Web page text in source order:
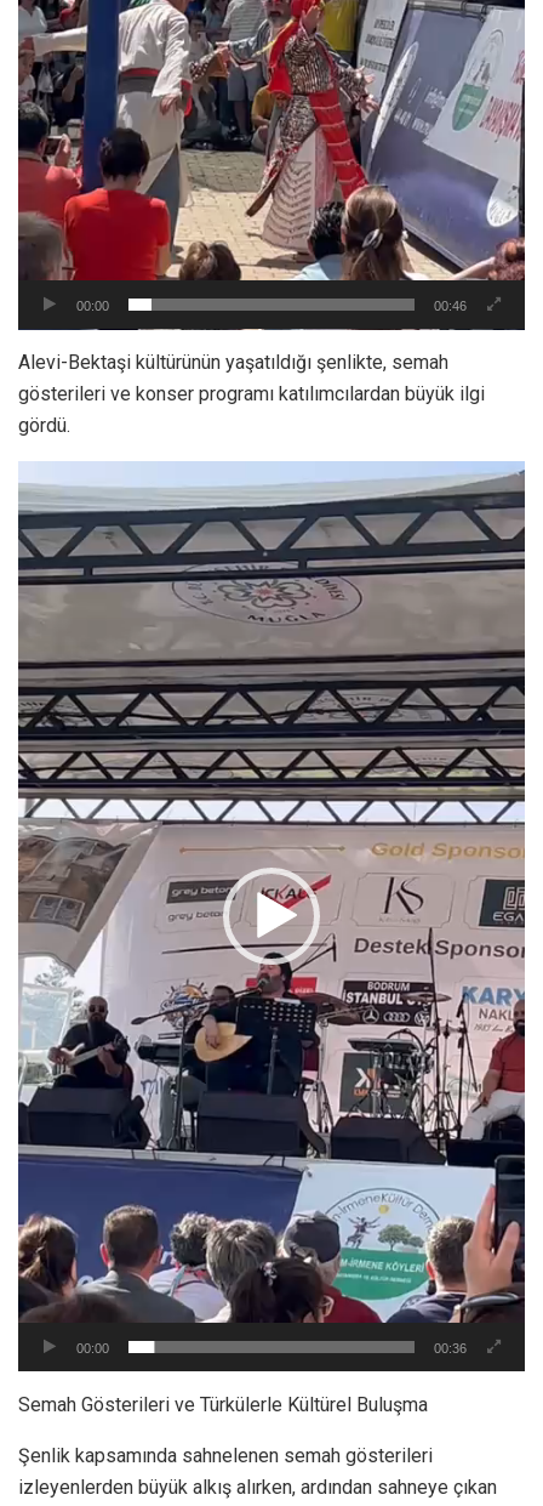
00:00 00:46
Alevi-Bektaşi kültürünün yaşatıldığı şenlikte, semah
gösterileri ve konser programı katılımcılardan büyük ilgi
gördü.
oynatıcı
00:00 00:36
Semah Gösterileri ve Türkülerle Kültürel Buluşma
Şenlik kapsamında sahnelenen semah gösterileri
izleyenlerden büyük alkış alırken, ardından sahneye çıkan